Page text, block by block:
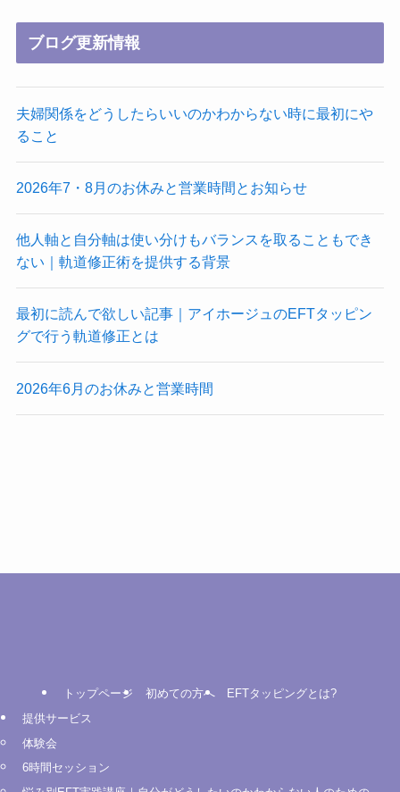
ブログ更新情報
夫婦関係をどうしたらいいのかわからない時に最初にや
ること
2026年7・8月のお休みと営業時間とお知らせ
他人軸と自分軸は使い分けもバランスを取ることもでき
ない｜軌道修正術を提供する背景
最初に読んで欲しい記事｜アイホージュのEFTタッピン
グで行う軌道修正とは
2026年6月のお休みと営業時間
トップページ 初めての方へ
EFTタッピングとは?
提供サービス
体験会
6時間セッション